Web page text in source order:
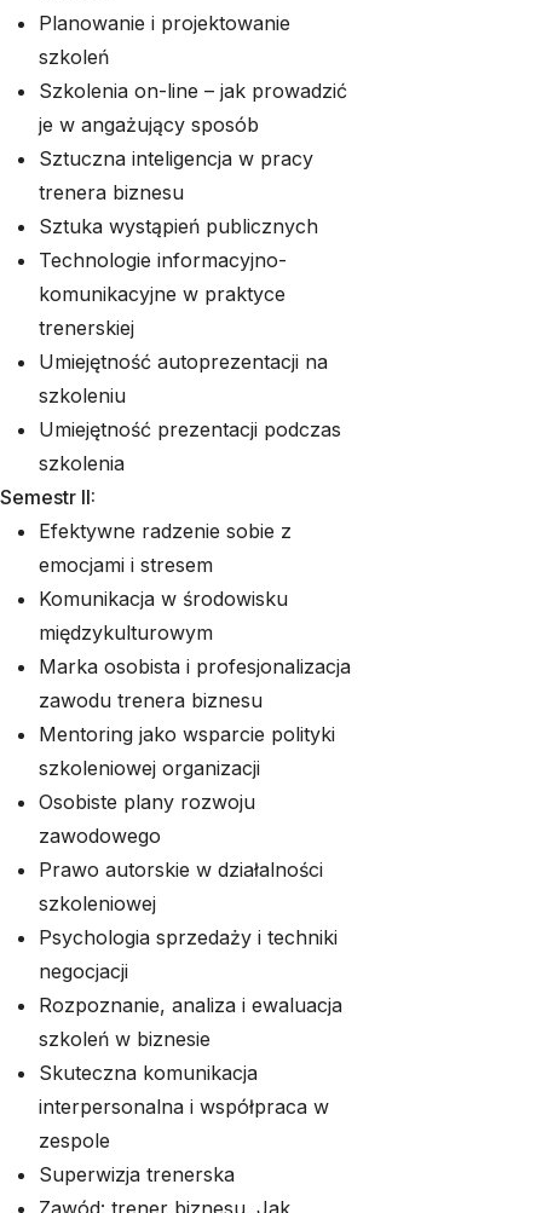
Planowanie i projektowanie
szkoleń
Szkolenia on-line – jak prowadzić
je w angażujący sposób
Sztuczna inteligencja w pracy
trenera biznesu
Sztuka wystąpień publicznych
Technologie informacyjno-
komunikacyjne w praktyce
trenerskiej
Umiejętność autoprezentacji na
szkoleniu
Umiejętność prezentacji podczas
szkolenia
Semestr II:
Efektywne radzenie sobie z
emocjami i stresem
Komunikacja w środowisku
międzykulturowym
Marka osobista i profesjonalizacja
zawodu trenera biznesu
Mentoring jako wsparcie polityki
szkoleniowej organizacji
Osobiste plany rozwoju
zawodowego
Prawo autorskie w działalności
szkoleniowej
Psychologia sprzedaży i techniki
negocjacji
Rozpoznanie, analiza i ewaluacja
szkoleń w biznesie
Skuteczna komunikacja
interpersonalna i współpraca w
zespole
Superwizja trenerska
Zawód: trener biznesu. Jak